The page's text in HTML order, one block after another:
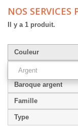
NOS SERVICES
Il y a 1 produit.
Couleur
Argent
Largeur de baguette
Baroque argent
Famille
Type